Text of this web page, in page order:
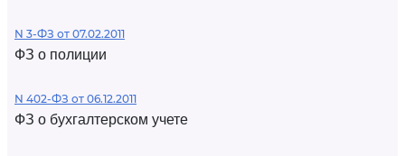
N 3-ФЗ от 07.02.2011
ФЗ о полиции
N 402-ФЗ от 06.12.2011
ФЗ о бухгалтерском учете